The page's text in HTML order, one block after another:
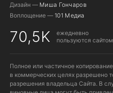
Дизайн — Миша Гончаров
Воплощение — 101 Медиа
70,5K
ежедневно
пользуются сайтом
Полное или частичное
в коммерческих целях разрешено
разрешения владельца Сайта. В